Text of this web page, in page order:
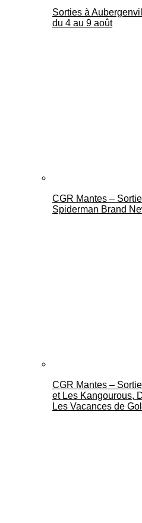
Sorties à
du 4 au 9 août
CGR Mantes –
Spiderman Brand
CGR Mantes –
et Les Kangourous,
Les Vacances de